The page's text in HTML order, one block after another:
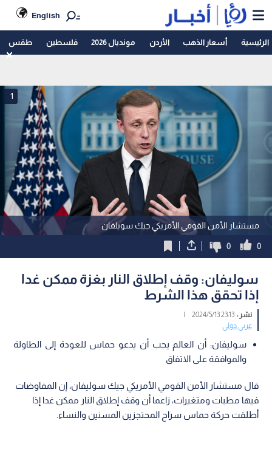
English
الرئيسية أسعار الذهب الأردن مونديال 2026 فلسطين طقس
مستشار الأمن القومي الأمريكي جيك سويلفان
1
0
0
سوليفان: وقف إطلاق النار بغزة ممكن غدا
إذا تحقق هذا الشرط
نشر :23:13 2024/5/13
|
عربي دولي
سوليفان: أن العالم يجب أن يدعو حماس للعودة إلى الطاولة
والموافقة على الاتفاق
قال مستشار الأمن القومي الأمريكي جيك سوليفان، إن المفاوضات
فيها مطبات ومتغيرات، زاعما أن وقف إطلاق النار ممكن غدا إذا
أطلقت حركة حماس سراح المحتجزين المسنين والنساء.